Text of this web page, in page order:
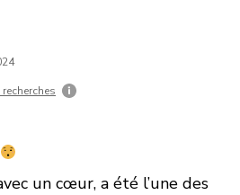
recherches
un cœur, a été l’une des